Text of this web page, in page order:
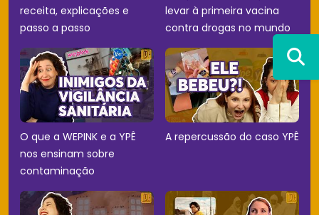
receita, explicações e
passo a passo
levar à primeira vacina
contra drogas no mundo
O que a WEPINK e a YPÊ
nos ensinam sobre
contaminação
A repercussão do caso YPÊ